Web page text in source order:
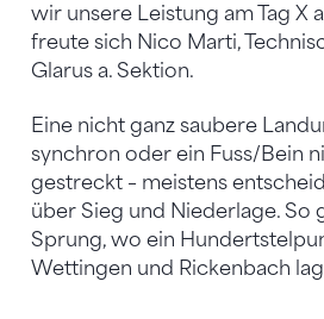
wir unsere Leistung am Tag X
freute sich Nico Marti,
Glarus a. Sektion.
Eine nicht ganz saubere
synchron oder ein Fuss/Bein
gestreckt – meistens
über Sieg und Niederlage. So
Sprung, wo ein
Wettingen und Rickenbach